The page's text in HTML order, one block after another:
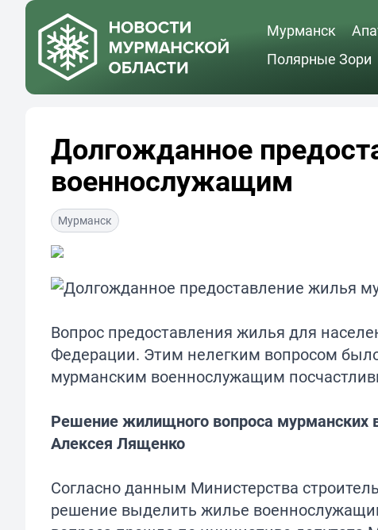
Мурманск
Полярные Зори
Долгожданное
военнослужащим
Мурманск
Вопрос предоставления жилья для
Федерации. Этим нелегким вопросом
мурманским военнослужащим
Решение жилищного вопроса мурманских
Алексея Лященко
Согласно данным Министерства
решение выделить жилье